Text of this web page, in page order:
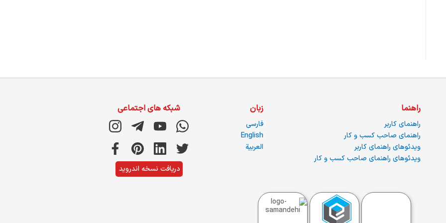
راهنما
راهنمای کاربر
راهنمای صاحب کسب و کار
ویدئوهای راهنمای کاربر
ویدئوهای راهنمای صاحب کسب و کار
زبان
فارسی
English
العربية
شبکه های اجتماعی
دریافت نسخه اندروید